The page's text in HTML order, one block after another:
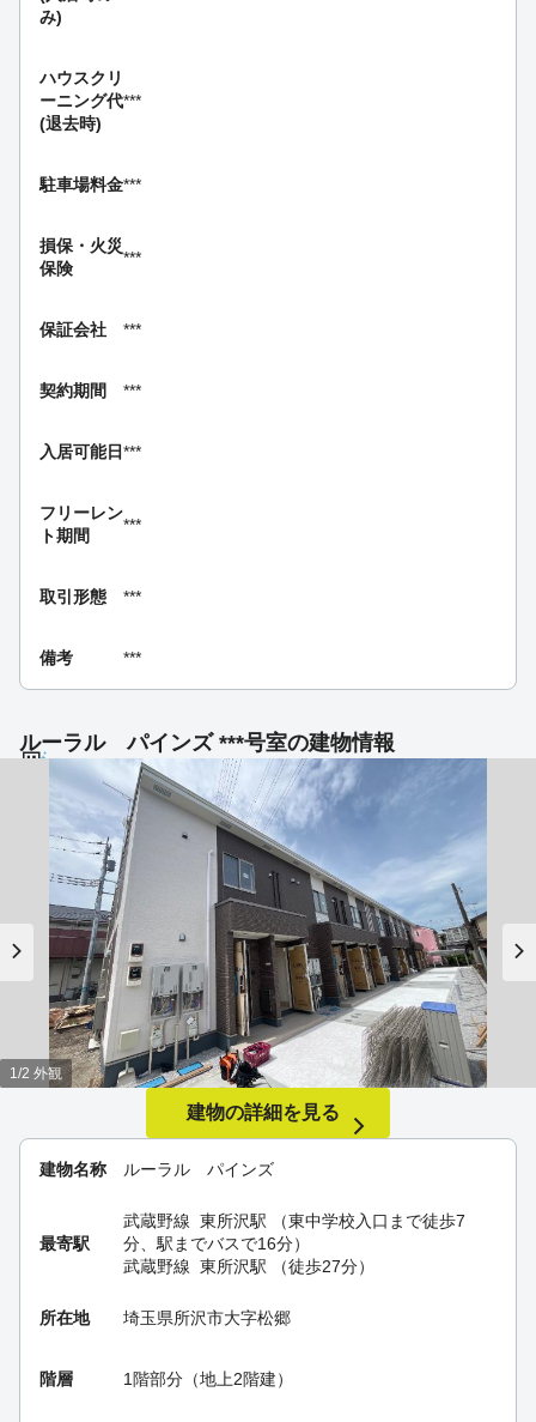
み)
ハウスクリ
ーニング代
(退去時)
***
駐車場料金***
損保・ 火災
保険
***
保証会社 ***
契約期間 ***
入居可能日***
フリーレン
ト期間
***
取引形態 ***
備考 ***
ルーラル パインズ ***号室の建物情報
建物名称 ルーラル パインズ
最寄駅
武蔵野線 東所沢駅 （東中学校入口まで徒歩7
分、駅までバスで16分）
武蔵野線 東所沢駅 （徒歩27分）
所在地 埼玉県所沢市大字松郷
階層 1階部分（地上2階建）
1/2 外観
建物の詳細を見る